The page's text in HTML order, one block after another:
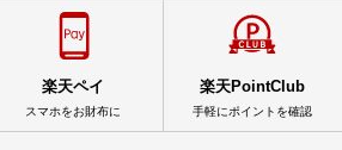
楽天ペイ
スマホをお財布に
楽天PointClub
手軽にポイントを確認